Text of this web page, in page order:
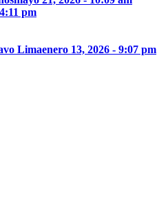
pm
Limaenero 13, 2026 - 9:07 pm